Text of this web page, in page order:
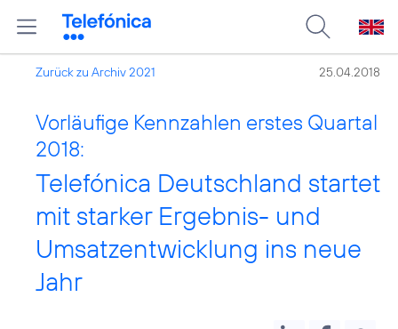
Zurück zu Archiv 2021 25.04.2018
Vorläufige Kennzahlen erstes Quartal
2018:
Telefónica Deutschland startet
mit starker Ergebnis- und
Umsatzentwicklung ins neue
Jahr